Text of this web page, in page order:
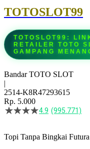
TOTOSLOT99
TOTOSLOT99:
RETAILER TOTO
GAMPANG
Bandar TOTO SLOT
|
2514-K8R47293615
Rp. 5.000
4.5
bintang,
4.9 (995.771)
Topi Tanpa Bingkai Futura